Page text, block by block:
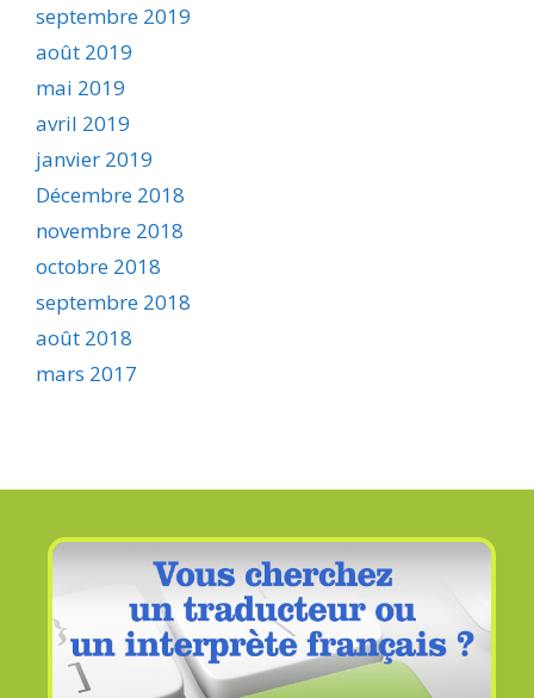
septembre 2019
août 2019
mai 2019
avril 2019
janvier 2019
Décembre 2018
novembre 2018
octobre 2018
septembre 2018
août 2018
mars 2017